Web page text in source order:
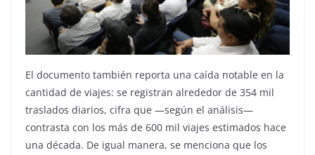
El documento también reporta una caída notable en la
cantidad de viajes: se registran alrededor de 354 mil
traslados diarios, cifra que —según el análisis—
contrasta con los más de 600 mil viajes estimados hace
una década. De igual manera, se menciona que los